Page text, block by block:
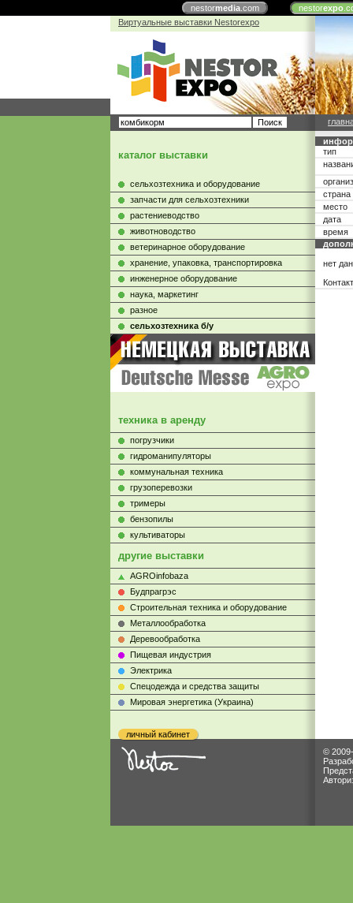
nestormedia.com nestorexpo
Виртуальные выставки Nestorexpo
каталог выставки
сельхозтехника и оборудование
запчасти для сельхозтехники
растениеводство
животноводство
ветеринарное оборудование
хранение, упаковка, транспортировка
инженерное оборудование
наука, маркетинг
разное
сельхозтехника б/у
техника в аренду
погрузчики
гидроманипуляторы
коммунальная техника
грузоперевозки
тримеры
бензопилы
культиваторы
другие выставки
AGROinfobaza
Будпрагрэс
Строительная техника и оборудование
Металлообработка
Деревообработка
Пищевая индустрия
Электрика
Cпецодежда и средства защиты
Мировая энергетика (Украина)
личный кабинет
тип
страна
место
дата
время
нет
©